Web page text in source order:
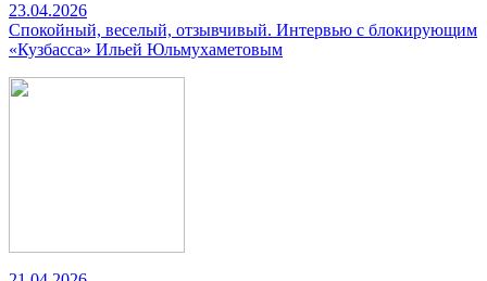
23.04.2026
Спокойный, веселый, отзывчивый. Интервью с блокирующим
«Кузбасса» Ильей Юльмухаметовым